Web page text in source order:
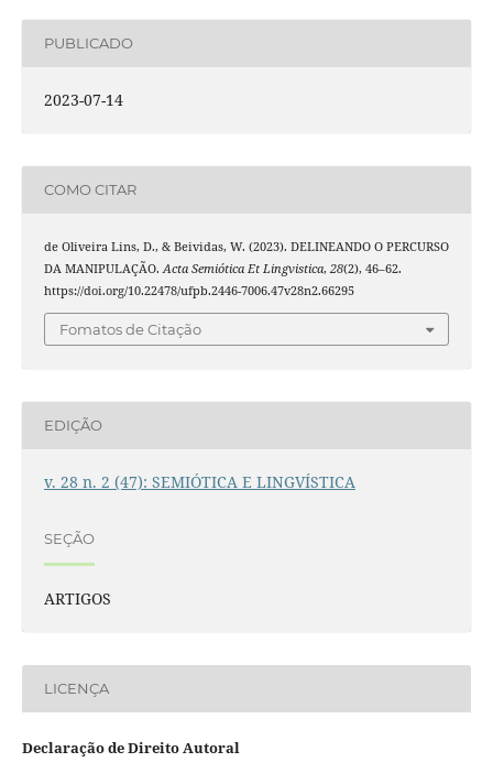
PUBLICADO
2023-07-14
COMO CITAR
de Oliveira Lins, D., & Beividas, W. (2023). DELINEANDO O PERCURSO
DA MANIPULAÇÃO.Acta Semiótica Et Lingvistica, 28(2), 46–62.
https://doi.org/10.22478/ufpb.2446-7006.47v28n2.66295
Fomatos de Citação
EDIÇÃO
v. 28 n. 2 (47): SEMIÓTICA E LINGVÍSTICA
SEÇÃO
ARTIGOS
LICENÇA
Declaração de Direito Autoral